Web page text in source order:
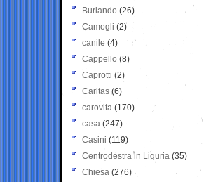
Burlando (26)
Camogli (2)
canile (4)
Cappello (8)
Caprotti (2)
Caritas (6)
carovita (170)
casa (247)
Casini (119)
Centrodestra in Liguria (35)
Chiesa (276)